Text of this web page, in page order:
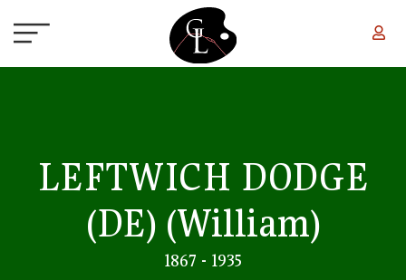
LEFTWICH DODGE
(DE) (William)
1867 - 1935